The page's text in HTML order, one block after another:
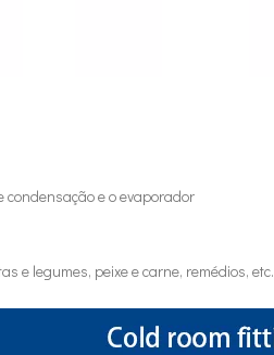
e o evaporador
e legumes, peixe e carne, remédios, etc.